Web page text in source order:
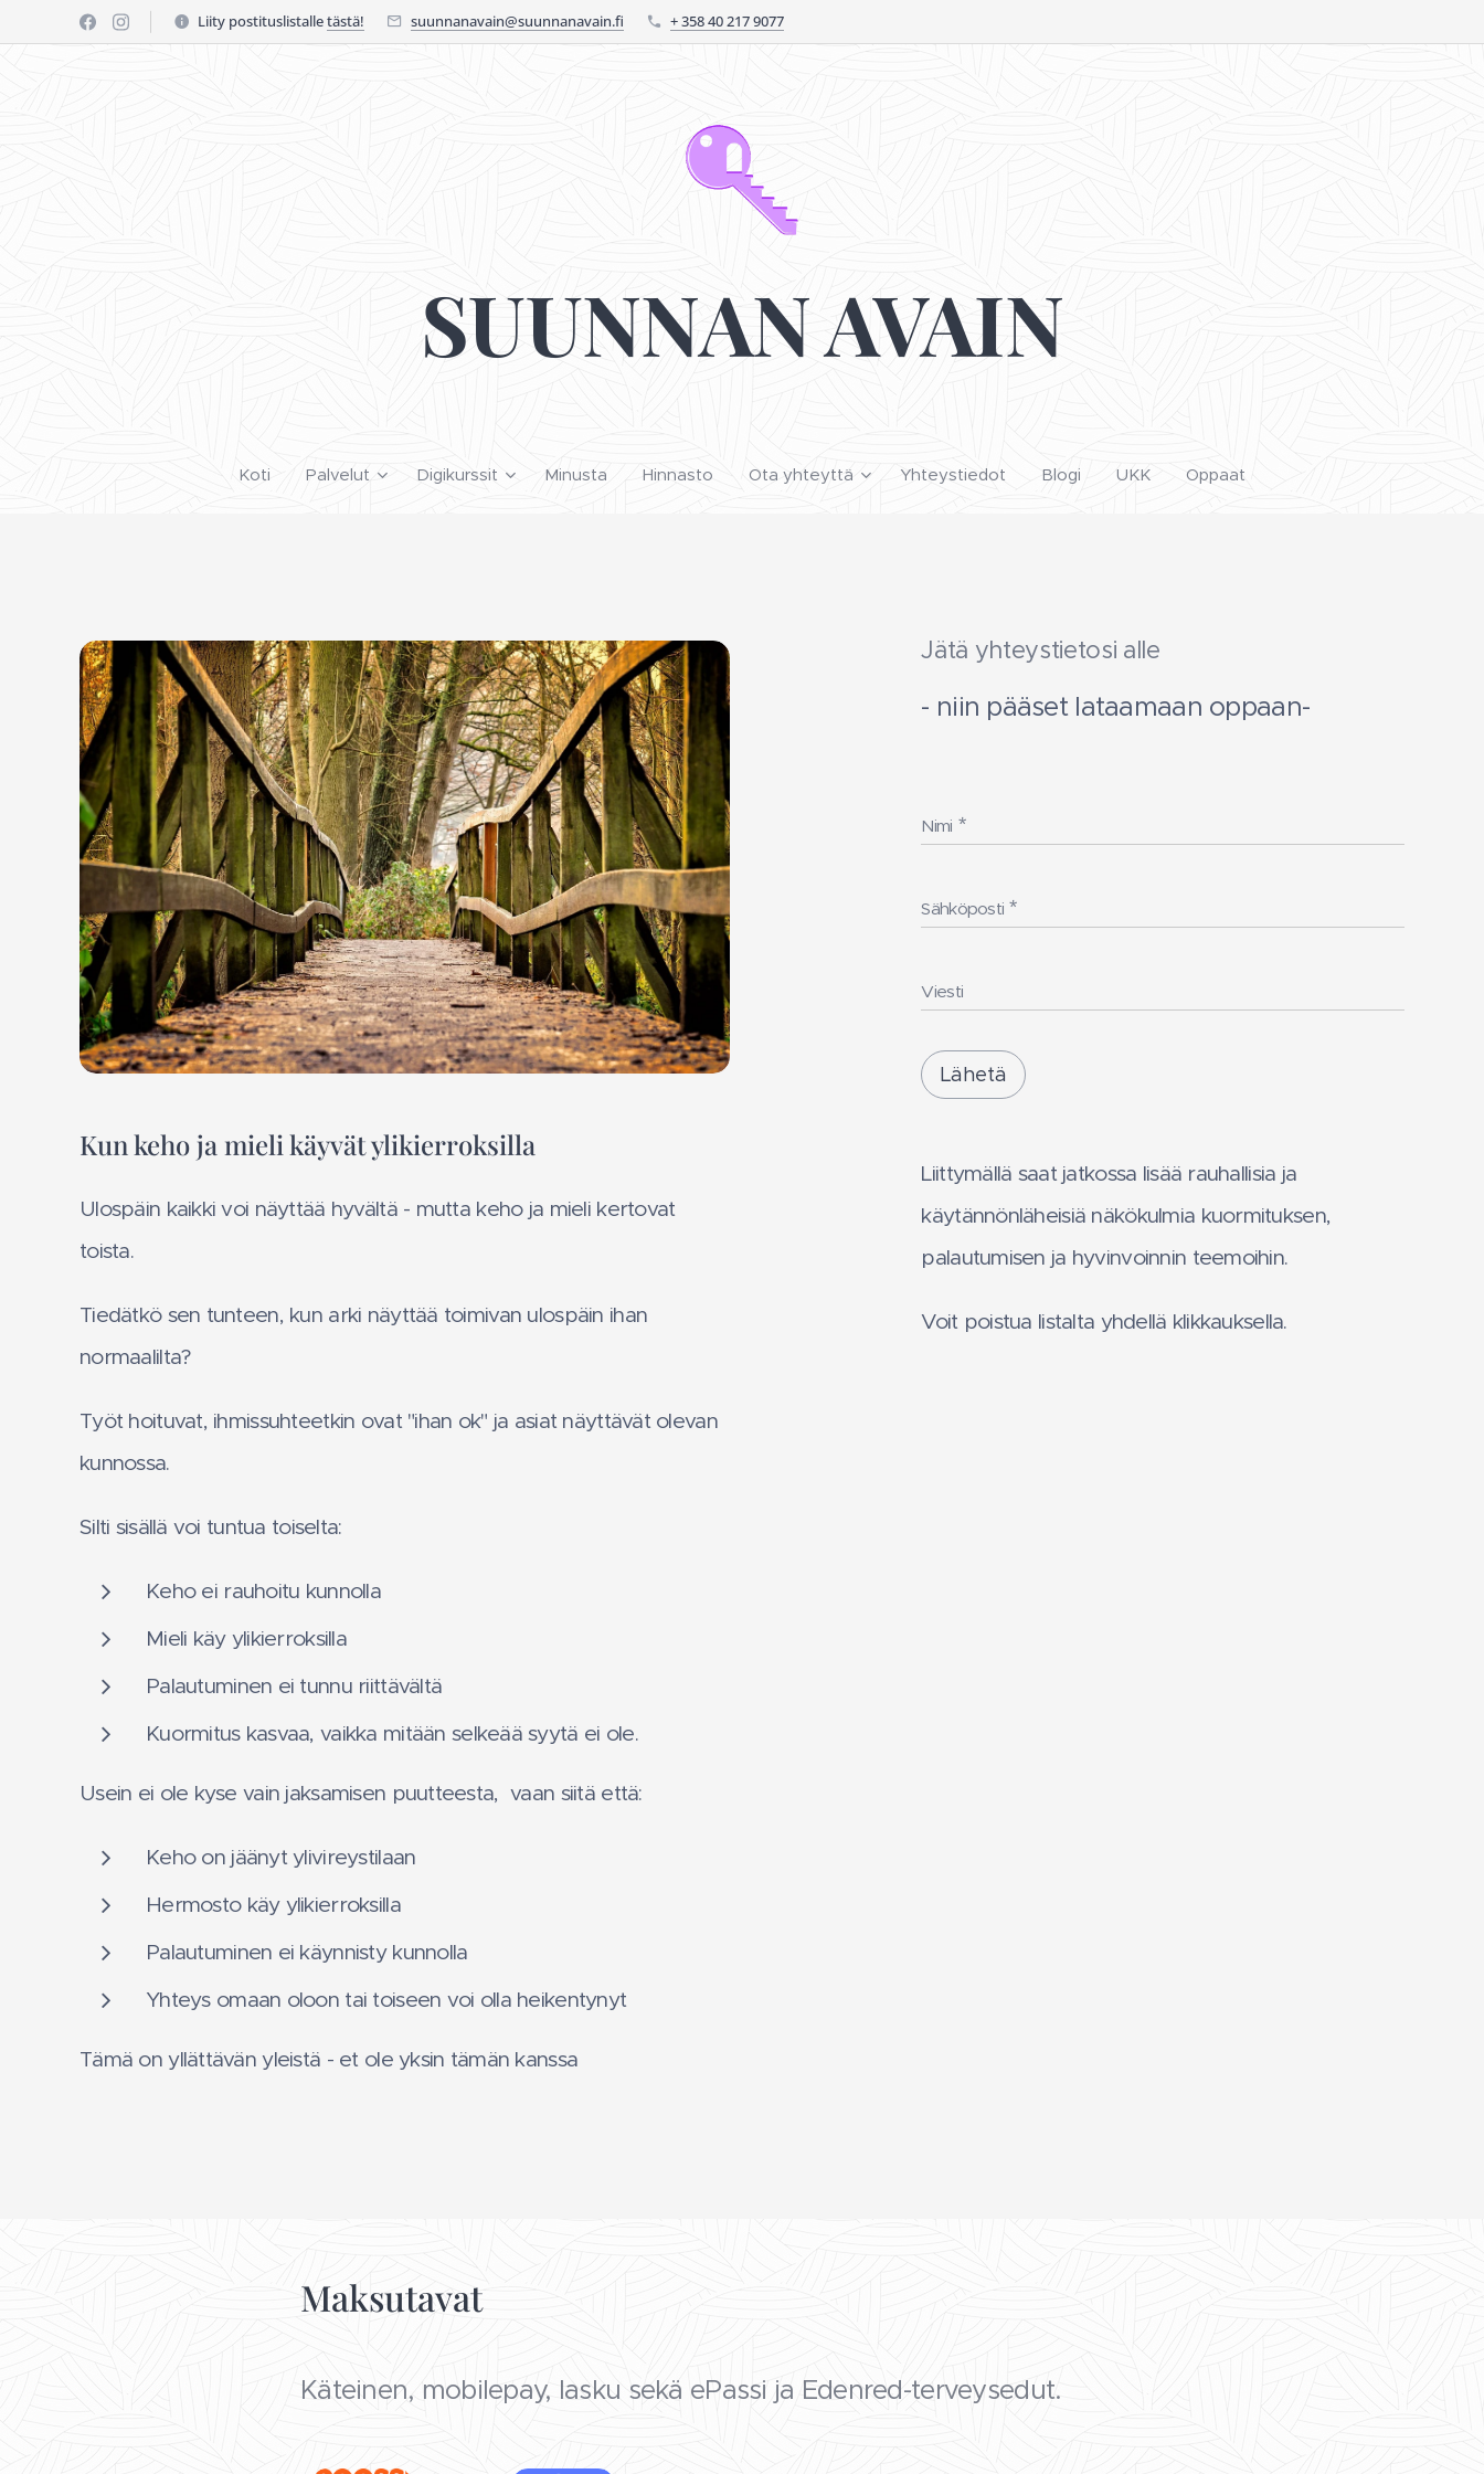
Liity postituslistalletästä! suunnanavain@suunnanavain.fi + 358 40 217 9077
SUUNNAN AVAIN
Koti Palvelut Digikurssit Minusta Hinnasto Ota yhteyttä Yhteystiedot Blogi UKK Oppaat
Kun keho ja mieli käyvät ylikierroksilla
Ulospäin kaikki voi näyttää hyvältä - mutta keho ja mieli kertovat
toista.
Tiedätkö sen tunteen, kun arki näyttää toimivan ulospäin ihan
normaalilta?
Työt hoituvat, ihmissuhteetkin ovat "ihan ok" ja asiat näyttävät olevan
kunnossa.
Silti sisällä voi tuntua toiselta:
Keho ei rauhoitu kunnolla
Mieli käy ylikierroksilla
Palautuminen ei tunnu riittävältä
Kuormitus kasvaa, vaikka mitään selkeää syytä ei ole.
Usein ei ole kyse vain jaksamisen puutteesta, vaan siitä että:
Keho on jäänyt ylivireystilaan
Hermosto käy ylikierroksilla
Palautuminen ei käynnisty kunnolla
Yhteys omaan oloon tai toiseen voi olla heikentynyt
Tämä on yllättävän yleistä - et ole yksin tämän kanssa 💜
Jätä yhteystietosi alle 👇
- niin pääset lataamaan oppaan-
Nimi
Sähköposti
Viesti
Lähetä
Liittymällä saat jatkossa lisää rauhallisia ja
käytännönläheisiä näkökulmia kuormituksen,
palautumisen ja hyvinvoinnin teemoihin.
Voit poistua listalta yhdellä klikkauksella.
Maksutavat
Käteinen, mobilepay, lasku sekä ePassi ja Edenred-terveysedut.